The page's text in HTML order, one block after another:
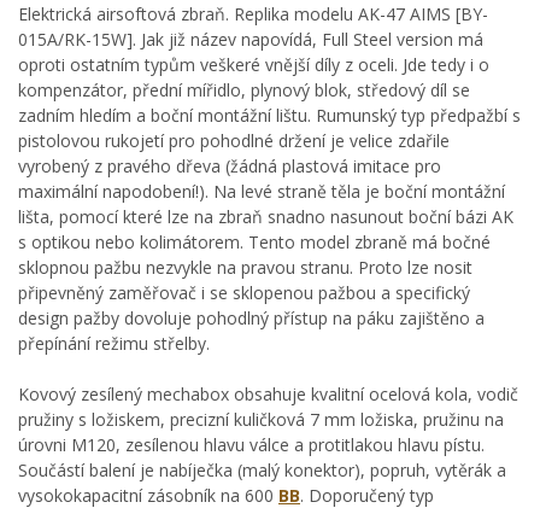
Elektrická airsoftová zbraň. Replika modelu AK-47 AIMS [BY-
015A/RK-15W]. Jak již název napovídá, Full Steel version má
oproti ostatním typům veškeré vnější díly z oceli. Jde tedy i o
kompenzátor, přední mířidlo, plynový blok, středový díl se
zadním hledím a boční montážní lištu. Rumunský typ předpažbí s
pistolovou rukojetí pro pohodlné držení je velice zdařile
vyrobený z pravého dřeva (žádná plastová imitace pro
maximální napodobení!). Na levé straně těla je boční montážní
lišta, pomocí které lze na zbraň snadno nasunout boční bázi AK
s optikou nebo kolimátorem. Tento model zbraně má bočné
sklopnou pažbu nezvykle na pravou stranu. Proto lze nosit
připevněný zaměřovač i se sklopenou pažbou a specifický
design pažby dovoluje pohodlný přístup na páku zajištěno a
přepínání režimu střelby.
Kovový zesílený mechabox obsahuje kvalitní ocelová kola, vodič
pružiny s ložiskem, precizní kuličková 7 mm ložiska, pružinu na
úrovni M120, zesílenou hlavu válce a protitlakou hlavu pístu.
Součástí balení je nabíječka (malý konektor), popruh, vytěrák a
vysokokapacitní zásobník na 600 BB. Doporučený typ